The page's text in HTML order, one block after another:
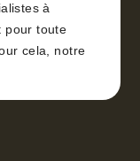
à
pour toute
cela, notre